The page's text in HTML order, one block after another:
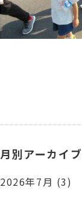
月別アーカイブ
2026年7月 (3)